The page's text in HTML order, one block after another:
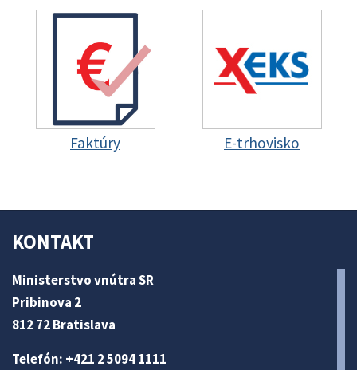
Faktúry E-trhovisko
KONTAKT
Ministerstvo vnútra SR
Pribinova 2
812 72 Bratislava
Telefón: +421 2 5094 1111